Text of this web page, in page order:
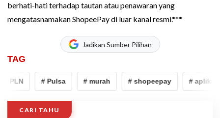
berhati-hati terhadap tautan atau penawaran yang
mengatasnamakan ShopeePay di luar kanal resmi.***
Jadikan Sumber Pilihan
TAG
PLN # Pulsa # murah # shopeepay # aplikasi
CARI TAHU